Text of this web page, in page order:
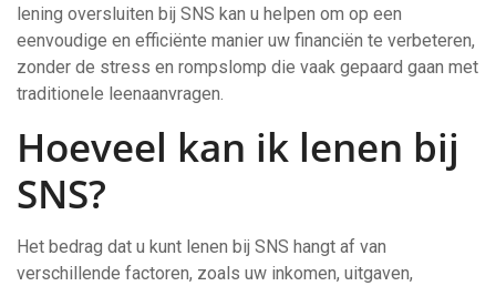
lening oversluiten bij SNS kan u helpen om op een
eenvoudige en efficiënte manier uw financiën te verbeteren,
zonder de stress en rompslomp die vaak gepaard gaan met
traditionele leenaanvragen.
Hoeveel kan ik lenen bij
SNS?
Het bedrag dat u kunt lenen bij SNS hangt af van
verschillende factoren, zoals uw inkomen, uitgaven,